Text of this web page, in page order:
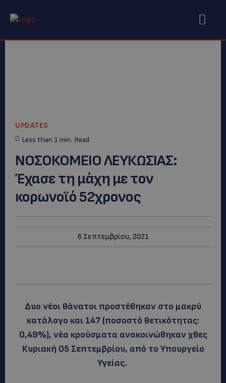
UPDATES
Less than 1 min. Read
ΝΟΣΟΚΟΜΕΙΟ ΛΕΥΚΩΣΙΑΣ:
Έχασε τη μάχη με τον
κορωνοϊό 52χρονος
6 Σεπτεμβρίου, 2021
Δυο νέοι θάνατοι προστέθηκαν στο μακρύ
κατάλογο και 147 (ποσοστό θετικότητας:
0,49%), νέα κρούσματα ανακοινώθηκαν χθες
Κυριακή 05 Σεπτεμβρίου, από το Υπουργείο
Υγείας.